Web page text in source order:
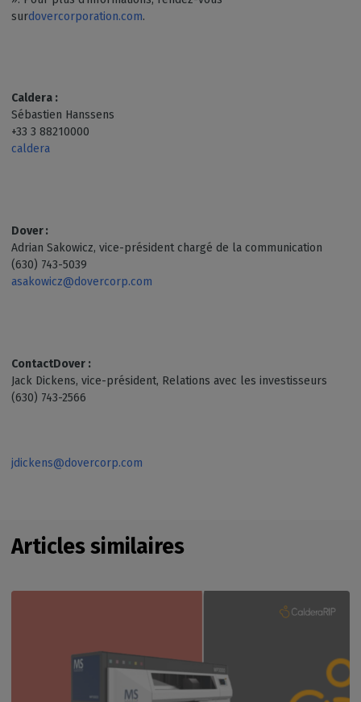
surdovercorporation.com.
Caldera :
Sébastien Hanssens
+33 3 88210000
caldera
Dover :
Adrian Sakowicz, vice-président chargé de la communication
(630) 743-5039
asakowicz@dovercorp.com
ContactDover :
Jack Dickens, vice-président, Relations avec les investisseurs
(630) 743-2566
jdickens@dovercorp.com
Articles similaires